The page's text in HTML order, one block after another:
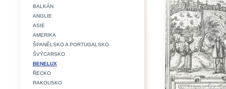
BALKÁN
ANGLIE
ASIE
AMERIKA
ŠPANĚLSKO A PORTUGALSKO
ŠVÝCARSKO
BENELUX
ŘECKO
RAKOUSKO